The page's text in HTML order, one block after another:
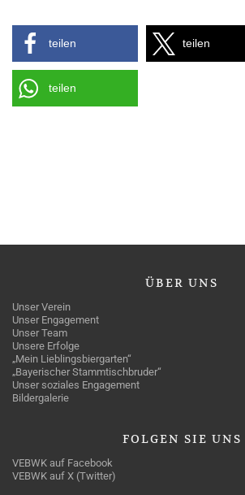
teilen teilen
teilen
ÜBER UNS
Unser Verein
Unser Engagement
Unser Team
Unsere Erfolge
„Mein Lieblingsbiergarten“
„Bayerischer Stammtischbruder“
Unser soziales Engagement
Bildergalerie
FOLGEN SIE UNS
VEBWK auf Facebook
VEBWK auf X (Twitter)